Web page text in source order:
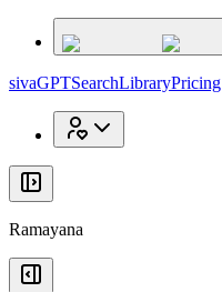
sivaGPTSearchLibraryPricing
Ramayana